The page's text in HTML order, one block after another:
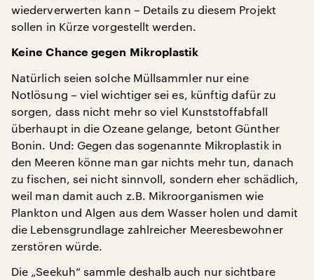
wiederverwerten kann – Details zu diesem Projekt
sollen in Kürze vorgestellt werden.
Keine Chance gegen Mikroplastik
Natürlich seien solche Müllsammler nur eine
Notlösung – viel wichtiger sei es, künftig dafür zu
sorgen, dass nicht mehr so viel Kunststoffabfall
überhaupt in die Ozeane gelange, betont Günther
Bonin. Und: Gegen das sogenannte Mikroplastik in
den Meeren könne man gar nichts mehr tun, danach
zu fischen, sei nicht sinnvoll, sondern eher schädlich,
weil man damit auch z.B. Mikroorganismen wie
Plankton und Algen aus dem Wasser holen und damit
die Lebensgrundlage zahlreicher Meeresbewohner
zerstören würde.
Die „Seekuh“ sammle deshalb auch nur sichtbare